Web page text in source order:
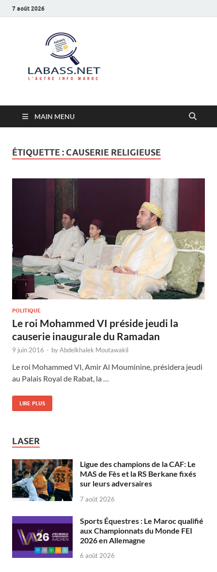
7 août 2026
MAIN MENU
ÉTIQUETTE : CAUSERIE RELIGIEUSE
POLITIQUE
Le roi Mohammed VI préside jeudi la
causerie inaugurale du Ramadan
9 juin 2016 - byAbdelkhalek Moutawakil
Le roi Mohammed VI, Amir Al Mouminine, présidera jeudi
au Palais Royal de Rabat, la …
LIRE PLUS
LASER
Ligue des champions de la CAF: Le
MAS de Fès et la RS Berkane fixés
sur leurs adversaires
7 août 2026
Sports Équestres : Le Maroc qualifié
aux Championnats du Monde FEI
2026 en Allemagne
6 août 2026